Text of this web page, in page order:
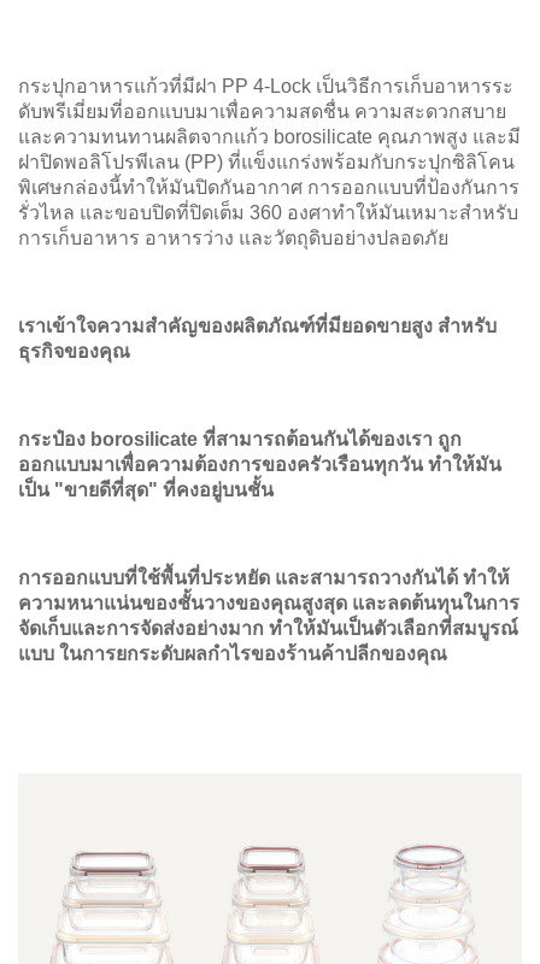
กระปุกอาหารแก้วที่มีฝา PP 4-Lock เป็นวิธีการเก็บอาหารระ
ดับพรีเมี่ยมที่ออกแบบมาเพื่อความสดชื่น ความสะดวกสบาย
และความทนทานผลิตจากแก้ว borosilicate คุณภาพสูง และมี
ฝาปิดพอลิโปรพีเลน (PP) ที่แข็งแกร่งพร้อมกับกระปุกซิลิโคน
พิเศษกล่องนี้ทําให้มันปิดกันอากาศ การออกแบบที่ป้องกันการ
รั่วไหล และขอบปิดที่ปิดเต็ม 360 องศาทําให้มันเหมาะสําหรับ
การเก็บอาหาร อาหารว่าง และวัตถุดิบอย่างปลอดภัย
เราเข้าใจความสําคัญของผลิตภัณฑ์ที่มียอดขายสูง สําหรับ
ธุรกิจของคุณ
กระป๋อง borosilicate ที่สามารถต้อนกันได้ของเรา ถูก
ออกแบบมาเพื่อความต้องการของครัวเรือนทุกวัน ทําให้มัน
เป็น "ขายดีที่สุด" ที่คงอยู่บนชั้น
การออกแบบที่ใช้พื้นที่ประหยัด และสามารถวางกันได้ ทําให้
ความหนาแน่นของชั้นวางของคุณสูงสุด และลดต้นทุนในการ
จัดเก็บและการจัดส่งอย่างมาก ทําให้มันเป็นตัวเลือกที่สมบูรณ์
แบบ ในการยกระดับผลกําไรของร้านค้าปลีกของคุณ